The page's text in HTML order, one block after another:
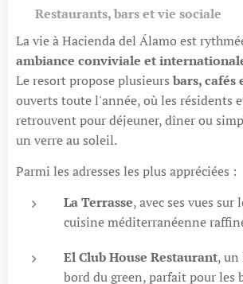
Restaurants, bars et vie sociale
La vie à Hacienda del Álamo est
ambiance conviviale et
Le resort propose plusieurs bars, cafés
ouverts toute l'année, où les résidents
retrouvent pour déjeuner, dîner ou
un verre au soleil.
Parmi les adresses les plus appréciées :
La Terrasse, avec ses vues sur
cuisine méditerranéenne
El Club House Restaurant, un
bord du green, parfait pour les